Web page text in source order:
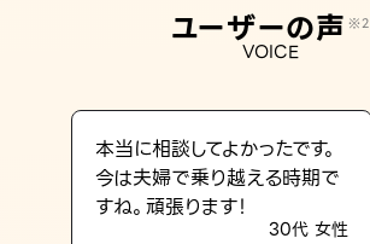
ユーザーの声 ※2
VOICE
本当に相談してよかったです。
今は夫婦で乗り越える時期で
すね。頑張ります！
30代 女性